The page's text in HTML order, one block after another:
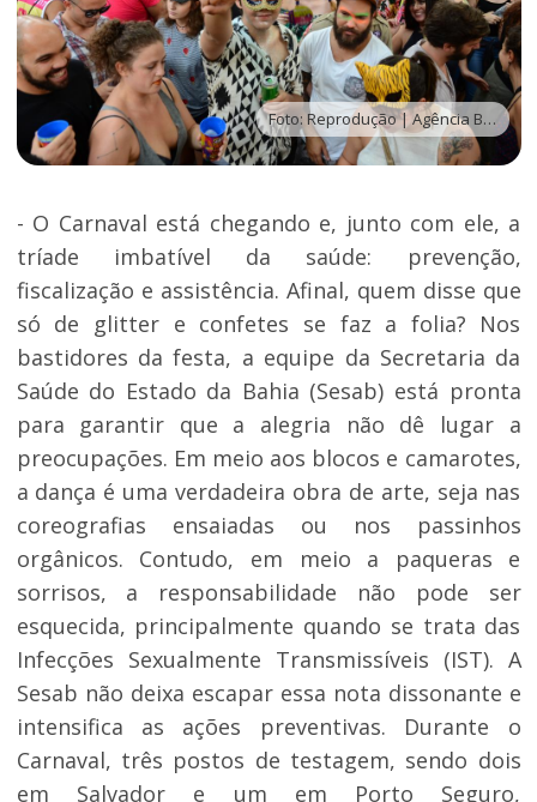
Foto: Reprodução | Agência Brasil
- O Carnaval está chegando e, junto com ele, a
tríade imbatível da saúde: prevenção,
fiscalização e assistência. Afinal, quem disse que
só de glitter e confetes se faz a folia? Nos
bastidores da festa, a equipe da Secretaria da
Saúde do Estado da Bahia (Sesab) está pronta
para garantir que a alegria não dê lugar a
preocupações. Em meio aos blocos e camarotes,
a dança é uma verdadeira obra de arte, seja nas
coreografias ensaiadas ou nos passinhos
orgânicos. Contudo, em meio a paqueras e
sorrisos, a responsabilidade não pode ser
esquecida, principalmente quando se trata das
Infecções Sexualmente Transmissíveis (IST). A
Sesab não deixa escapar essa nota dissonante e
intensifica as ações preventivas. Durante o
Carnaval, três postos de testagem, sendo dois
em Salvador e um em Porto Seguro,